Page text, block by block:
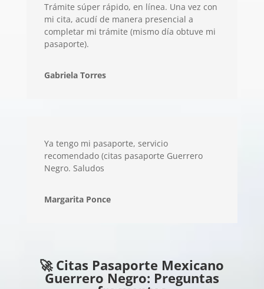
Trámite súper rápido, en línea. Una vez con
mi cita, acudí de manera presencial a
completar mi trámite (mismo día obtuve mi
pasaporte).
Gabriela Torres
Ya tengo mi pasaporte, servicio
recomendado (citas pasaporte Guerrero
Negro. Saludos
Margarita Ponce
🚀 Citas Pasaporte Mexicano
Guerrero Negro: Preguntas